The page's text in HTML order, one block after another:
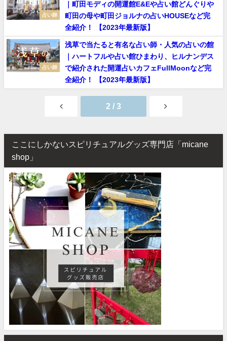
占い師
｜町田モディの開運館E&Eや占い館どんぐりや
町田の母や町田ジョルナの占いHOUSEなど完
全紹介！ 【2023年最新版】
占い師
浅草で当たると有名な占い師・人気の占いの館
｜ハートフルや占い館ひまわり、ヒルナンデス
で紹介された開運占いカフェFullMoonなど完
全紹介！ 【2023年最新版】
2 / 3
ここにしかないスピリチュアルグッズ専門店「micane
shop」